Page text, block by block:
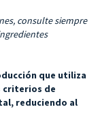
consulte siempre
que utiliza
criterios de
reduciendo al